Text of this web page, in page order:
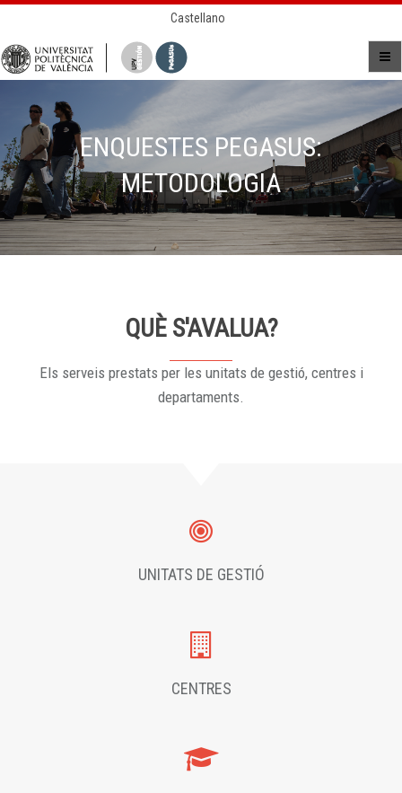
Castellano
ENQUESTES PEGASUS:
METODOLOGIA
QUÈ S'AVALUA?
Els serveis prestats per les unitats de gestió, centres i
departaments.
UNITATS DE GESTIÓ
CENTRES